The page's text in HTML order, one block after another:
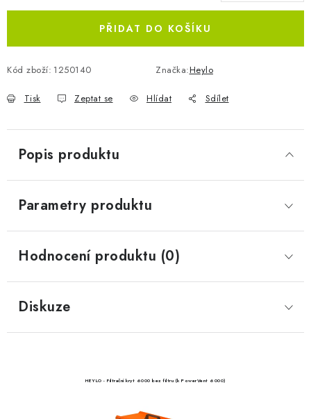
PŘIDAT DO KOŠÍKU
Kód zboží: 1250140 Značka:Heylo
Tisk Zeptat se Hlídat Sdílet
Popis produktu
Parametry produktu
Hodnocení produktu (0)
Diskuze